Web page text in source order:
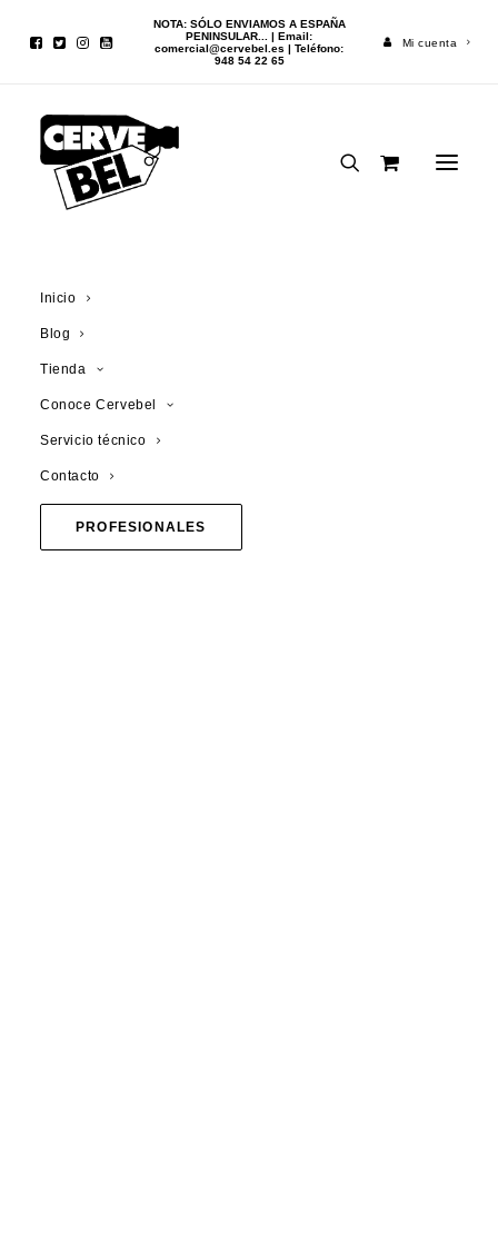
NOTA: SÓLO ENVIAMOS A ESPAÑA
PENINSULAR... | Email:
comercial@cervebel.es | Teléfono:
948 54 22 65
Mi cuenta
Inicio
Blog
Tienda
Conoce Cervebel
Servicio técnico
Contacto
PROFESIONALES
Inicio Cerveza